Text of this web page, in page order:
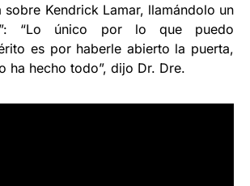
sobre Kendrick Lamar, llamándolo un
“Lo único por lo que puedo
es por haberle abierto la puerta,
ha hecho todo”, dijo Dr. Dre.